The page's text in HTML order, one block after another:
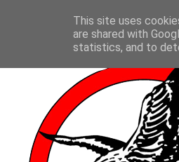
This site uses
are shared with
statistics, and to